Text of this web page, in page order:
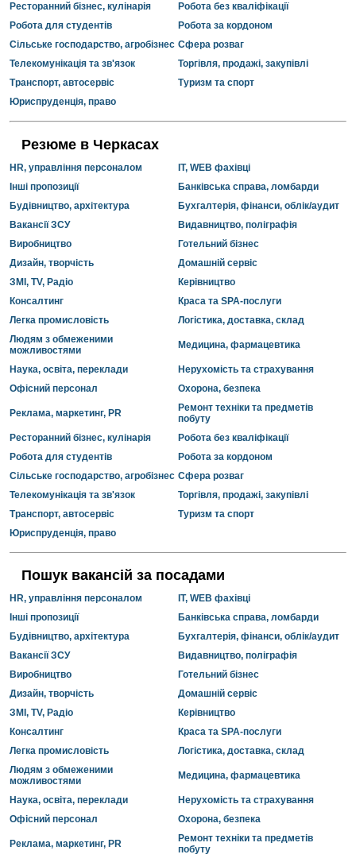
Ресторанний бізнес, кулінарія
Робота без кваліфікації
Робота для студентів
Робота за кордоном
Сільське господарство, агробізнес Сфера розваг
Телекомунікація та зв'язок
Торгівля, продажі, закупівлі
Транспорт, автосервіс
Туризм та спорт
Юриспруденція, право
Резюме в Черкасах
HR, управління персоналом
IT, WEB фахівці
Інші пропозиції
Банківська справа, ломбарди
Будівництво, архітектура
Бухгалтерія, фінанси, облік/аудит
Вакансії ЗСУ
Видавництво, поліграфія
Виробництво
Готельний бізнес
Дизайн, творчість
Домашній сервіс
ЗМІ, TV, Радіо
Керівництво
Консалтинг
Краса та SPA-послуги
Легка промисловість
Логістика, доставка, склад
Людям з обмеженими
можливостями
Медицина, фармацевтика
Наука, освіта, переклади
Нерухомість та страхування
Офісний персонал
Охорона, безпека
Реклама, маркетинг, PR
Ремонт техніки та предметів
побуту
Ресторанний бізнес, кулінарія
Робота без кваліфікації
Робота для студентів
Робота за кордоном
Сільське господарство, агробізнес Сфера розваг
Телекомунікація та зв'язок
Торгівля, продажі, закупівлі
Транспорт, автосервіс
Туризм та спорт
Юриспруденція, право
Пошук вакансій за посадами
HR, управління персоналом
IT, WEB фахівці
Інші пропозиції
Банківська справа, ломбарди
Будівництво, архітектура
Бухгалтерія, фінанси, облік/аудит
Вакансії ЗСУ
Видавництво, поліграфія
Виробництво
Готельний бізнес
Дизайн, творчість
Домашній сервіс
ЗМІ, TV, Радіо
Керівництво
Консалтинг
Краса та SPA-послуги
Легка промисловість
Логістика, доставка, склад
Людям з обмеженими
можливостями
Медицина, фармацевтика
Наука, освіта, переклади
Нерухомість та страхування
Офісний персонал
Охорона, безпека
Реклама, маркетинг, PR
Ремонт техніки та предметів
побуту